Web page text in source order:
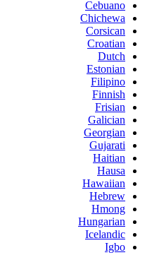
Cebuano
Chichewa
Corsican
Croatian
Dutch
Estonian
Filipino
Finnish
Frisian
Galician
Georgian
Gujarati
Haitian
Hausa
Hawaiian
Hebrew
Hmong
Hungarian
Icelandic
Igbo